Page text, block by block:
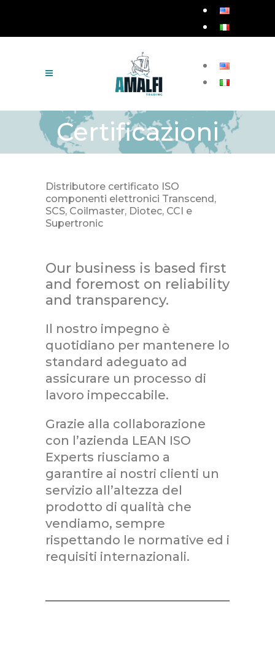
Certificazioni
Distributore certificato ISO
componenti elettronici Transcend,
SCS, Coilmaster, Diotec, CCI e
Supertronic
Our business is based first
and foremost on reliability
and transparency.
Il nostro impegno è
quotidiano per mantenere lo
standard adeguato ad
assicurare un processo di
lavoro impeccabile.
Grazie alla collaborazione
con l’azienda LEAN ISO
Experts riusciamo a
garantire ai nostri clienti un
servizio all’altezza del
prodotto di qualità che
vendiamo, sempre
rispettando le normative ed i
requisiti internazionali.